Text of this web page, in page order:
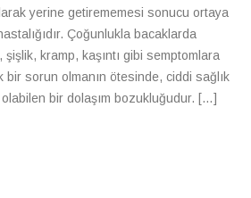
yerine getirememesi sonucu ortaya
Çoğunlukla bacaklarda
kramp, kaşıntı gibi semptomlara
bir sorun olmanın ötesinde, ciddi sağlık
bir dolaşım bozukluğudur. […]